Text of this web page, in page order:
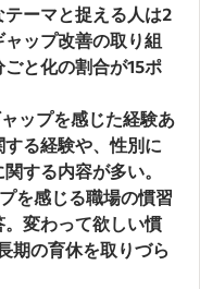
ーマと捉える人は2
ップ改善の取り組
と化の割合が15ポ
ップを感じた経験あ
る経験や、性別に
する内容が多い。
を感じる職場の慣習
変わって欲しい慣
期の育休を取りづら